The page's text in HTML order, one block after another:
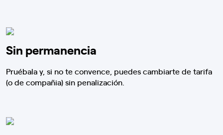
Sin permanencia
Pruébala y, si no te convence, puedes cambiarte de tarifa
(o de compañia) sin penalización.